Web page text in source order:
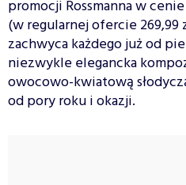
promocji Rossmanna w cenie
(w regularnej ofercie 269,99
zachwyca każdego już od
niezwykle elegancka
owocowo-kwiatową
od pory roku i okazji.